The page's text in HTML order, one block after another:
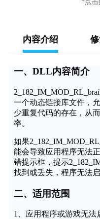
*点击
内容介绍
一、DLL内容简介
一个动态链接库文件，
少重复代码的存在，从
率。
如果
能会导致应用程序无法
错提示框，提示
找到或丢失，程序无法
二、适用范围
1、应用程序或游戏无法